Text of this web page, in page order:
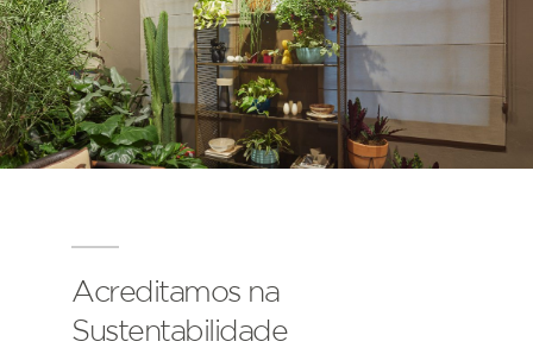
Acreditamos na
Sustentabilidade